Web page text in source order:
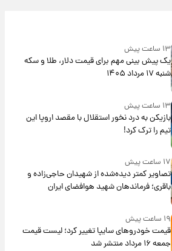
۱۳ ساعت پیش
یک پیش ‌بینی مهم برای قیمت دلار، طلا و سکه
شنبه ۱۷ مرداد ۱۴۰۵
۱۳ ساعت پیش
بازیکن به درد نخور استقلال با مقصد اروپا این
تیم را ترک کرد!
۱۷ ساعت پیش
تصاویر کمتر دیده‌شده از شهیدان حاجی‌زاده و
باقری؛ فرماندهان شهید هوافضای ایران
۱۹ ساعت پیش
قیمت خودروهای سایپا تغییر کرد؛ لیست قیمت
جمعه ۱۶ مرداد منتشر شد